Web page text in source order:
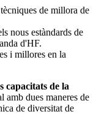
de millora de
nous estàndards de
d'HF.
i millores en la
capacitats de la
amb dues maneres de
de diversitat de